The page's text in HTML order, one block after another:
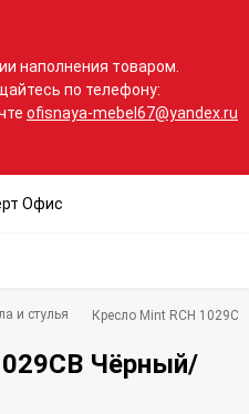
наполнения товаром.
по телефону:
ofisnaya-mebel67@yandex.ru
и стулья Кресло Mint RCH
Чёрный/